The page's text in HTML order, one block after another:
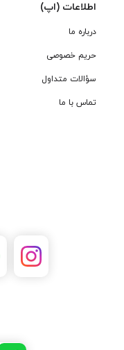
اطلاعات (اپ)
درباره ما
حریم خصوصی
سؤالات متداول
تماس با ما